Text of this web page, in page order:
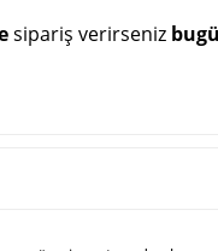
sipariş verirseniz